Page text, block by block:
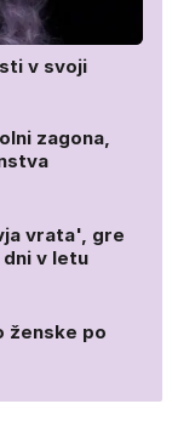
v svoji
zagona,
vrata', gre
dni v letu
ženske po